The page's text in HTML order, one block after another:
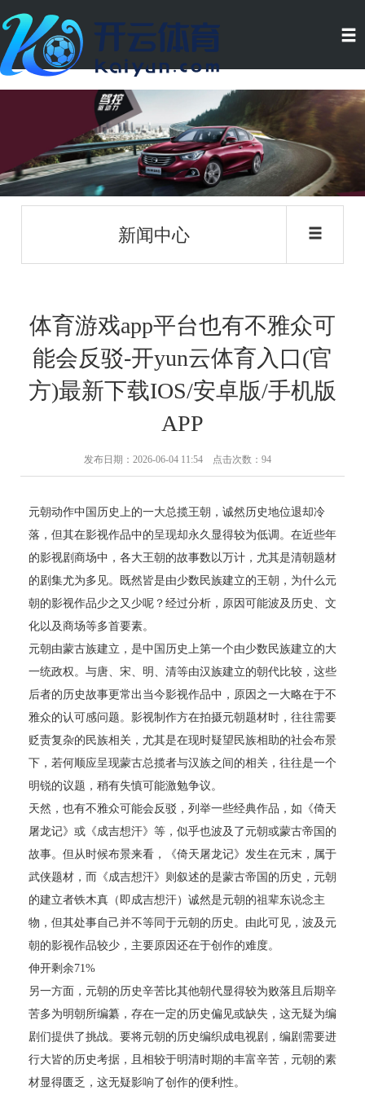
新闻中心
体育游戏app平台也有不雅众可
能会反驳-开yun云体育入口(官
方)最新下载IOS/安卓版/手机版
APP
发布日期：2026-06-04 11:54 点击次数：94
元朝动作中国历史上的一大总揽王朝，诚然历史地位退却冷
落，但其在影视作品中的呈现却永久显得较为低调。在近些年
的影视剧商场中，各大王朝的故事数以万计，尤其是清朝题材
的剧集尤为多见。既然皆是由少数民族建立的王朝，为什么元
朝的影视作品少之又少呢？经过分析，原因可能波及历史、文
化以及商场等多首要素。
元朝由蒙古族建立，是中国历史上第一个由少数民族建立的大
一统政权。与唐、宋、明、清等由汉族建立的朝代比较，这些
后者的历史故事更常出当今影视作品中，原因之一大略在于不
雅众的认可感问题。影视制作方在拍摄元朝题材时，往往需要
贬责复杂的民族相关，尤其是在现时疑望民族相助的社会布景
下，若何顺应呈现蒙古总揽者与汉族之间的相关，往往是一个
明锐的议题，稍有失慎可能激勉争议。
天然，也有不雅众可能会反驳，列举一些经典作品，如《倚天
屠龙记》或《成吉想汗》等，似乎也波及了元朝或蒙古帝国的
故事。但从时候布景来看，《倚天屠龙记》发生在元末，属于
武侠题材，而《成吉想汗》则叙述的是蒙古帝国的历史，元朝
的建立者铁木真（即成吉想汗）诚然是元朝的祖辈东说念主
物，但其处事自己并不等同于元朝的历史。由此可见，波及元
朝的影视作品较少，主要原因还在于创作的难度。
伸开剩余71%
另一方面，元朝的历史辛苦比其他朝代显得较为败落且后期辛
苦多为明朝所编纂，存在一定的历史偏见或缺失，这无疑为编
剧们提供了挑战。要将元朝的历史编织成电视剧，编剧需要进
行大皆的历史考据，且相较于明清时期的丰富辛苦，元朝的素
材显得匮乏，这无疑影响了创作的便利性。